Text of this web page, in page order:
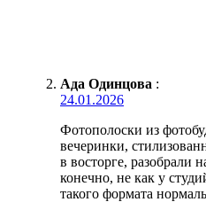
Ада Одинцова :
24.01.2026
Фотополоски из
вечеринки,
в восторге, разобрали
конечно, не как у
такого формата